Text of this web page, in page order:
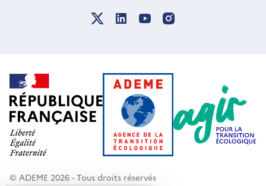
© ADEME 2026 - Tous droits réservés